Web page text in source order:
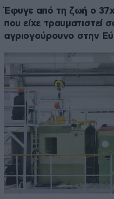
Έφυγε από τη ζωή ο
που είχε τραυματιστεί
αγριογούρουνο στην